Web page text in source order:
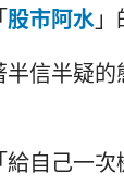
股市阿水
信半疑的
自己一次